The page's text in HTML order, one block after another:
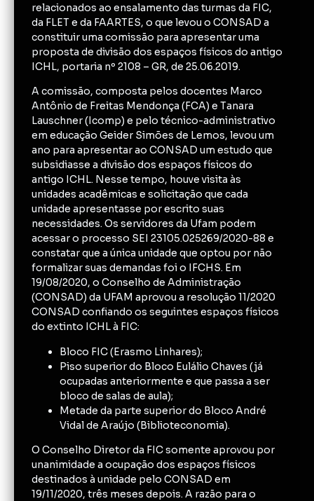
relacionados ao ensalamento das turmas da FIC,
da FLET e da FAARTES, o que levou o CONSAD a
constituir uma comissão para apresentar uma
proposta de divisão dos espaços físicos do antigo
ICHL, portaria nº 2108 – GR, de 25.06.2019.
A comissão, composta pelos docentes Marco
Antônio de Freitas Mendonça (FCA) e Tanara
Lauschner (Icomp) e pelo técnico-administrativo
em educação Geider Simões de Lemos, levou um
ano para apresentar ao CONSAD um estudo que
subsidiasse a divisão dos espaços físicos do
antigo ICHL. Nesse tempo, houve visita às
unidades acadêmicas e solicitação que cada
unidade apresentasse por escrito suas
necessidades. Os servidores da Ufam podem
acessar o processo SEI 23105.025269/2020-88 e
constatar que a única unidade que optou por não
formalizar suas demandas foi o IFCHS. Em
19/08/2020, o Conselho de Administração
(CONSAD) da UFAM aprovou a resolução 11/2020
CONSAD confiando os seguintes espaços físicos
do extinto ICHL à FIC:
Bloco FIC (Erasmo Linhares);
Piso superior do Bloco Eulálio Chaves (já
ocupadas anteriormente e que passa a ser
bloco de salas de aula);
Metade da parte superior do Bloco André
Vidal de Araújo (Biblioteconomia).
O Conselho Diretor da FIC somente aprovou por
unanimidade a ocupação dos espaços físicos
destinados à unidade pelo CONSAD em
19/11/2020, três meses depois. A razão para o